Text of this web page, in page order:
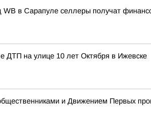
в Сарапуле селлеры получат
ДТП на улице 10 лет Октября в Ижевске
и Движением Первых